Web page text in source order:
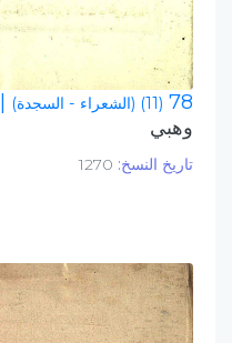
78 (11) (الشعراء - السجدة)
وهبي
تاريخ النسخ: